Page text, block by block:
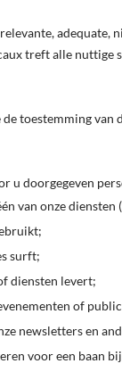
treft alle nuttige
toestemming
u doorgegeven
van onze
surft;
diensten levert;
of
newsletters en
voor een baan